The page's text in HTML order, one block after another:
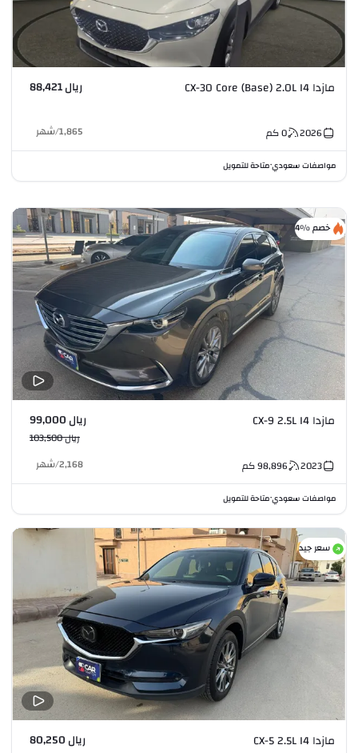
مازدا CX-30 Core (Base) 2.0L I4 ريال 88,421
2026
0كم 1,865
/شهر
مواصفات سعودي•متاحة للتمويل
خصم %4
مازدا CX-9 2.5L I4 ريال 99,000
ريال 103,500
2023
98,896كم 2,168
/شهر
مواصفات سعودي•متاحة للتمويل
سعر جيد
مازدا CX-5 2.5L I4 ريال 80,250